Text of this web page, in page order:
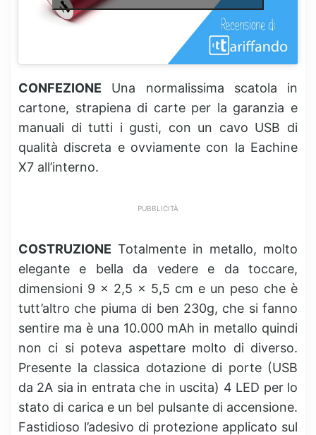
CONFEZIONE Una normalissima scatola in
cartone, strapiena di carte per la garanzia e
manuali di tutti i gusti, con un cavo USB di
qualità discreta e ovviamente con la Eachine
X7 all’interno.
PUBBLICITÀ
COSTRUZIONE Totalmente in metallo, molto
elegante e bella da vedere e da toccare,
dimensioni 9 x 2,5 x 5,5 cm e un peso che è
tutt’altro che piuma di ben 230g, che si fanno
sentire ma è una 10.000 mAh in metallo quindi
non ci si poteva aspettare molto di diverso.
Presente la classica dotazione di porte (USB
da 2A sia in entrata che in uscita) 4 LED per lo
stato di carica e un bel pulsante di accensione.
Fastidioso l’adesivo di protezione applicato sul